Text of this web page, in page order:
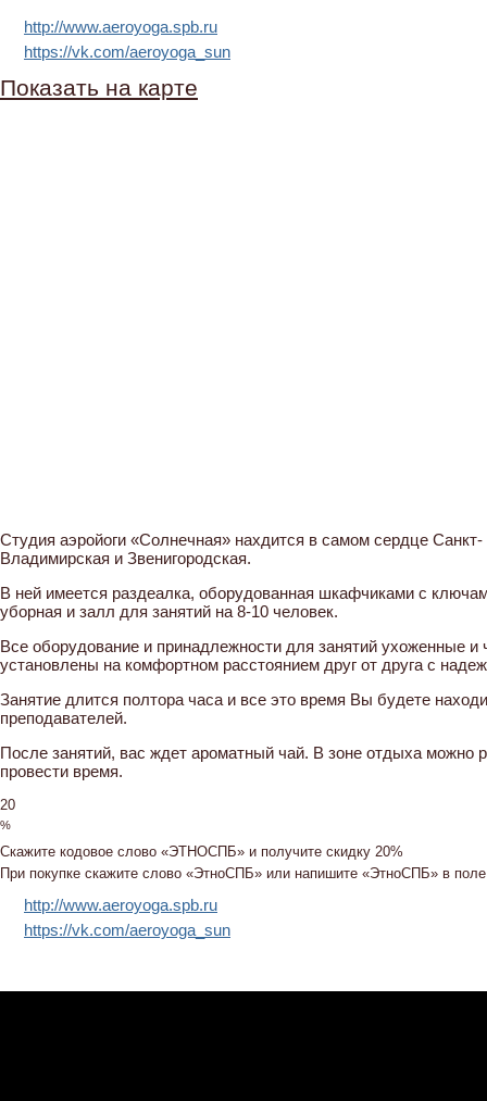
http://www.aeroyoga.spb.ru
https://vk.com/aeroyoga_sun
Показать на карте
Студия аэройоги «Солнечная» нахдится в самом сердце
Владимирская и Звенигородская.
В ней имеется раздеалка, оборудованная шкафчиками с
уборная и залл для занятий на 8-10 человек.
Все оборудование и принадлежности для занятий ухоженные и
установлены на комфортном расстоянием друг от друга с
Занятие длится полтора часа и все это время Вы будете
преподавателей.
После занятий, вас ждет ароматный чай. В зоне отдыха можно
провести время.
20
%
Скажите кодовое слово «ЭТНОСПБ» и получите скидку 20%
При покупке скажите слово «ЭтноСПБ» или напишите «ЭтноСПБ» в поле
http://www.aeroyoga.spb.ru
https://vk.com/aeroyoga_sun